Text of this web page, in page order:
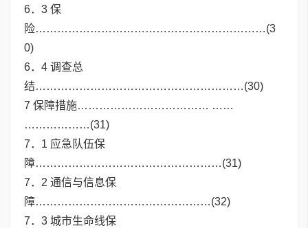
6．3 保
险………………………………………………………(3
0)
6．4 调查总
结…………………………………………………(30)
7 保障措施……………………………… ……
………………(31)
7．1 应急队伍保
障……………………………………………(31)
7．2 通信与信息保
障…………………………………………(32)
7．3 城市生命线保